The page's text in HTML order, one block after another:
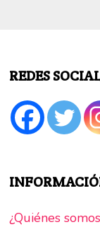
REDES
¿Quiénes